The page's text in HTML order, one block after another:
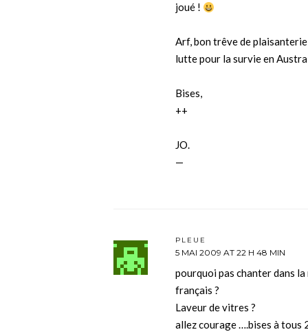
joué !
Arf, bon trêve de
lutte pour la survie en
Bises,
++
JO.
—
PLEUE
5 MAI 2009 AT 22 H 48 MIN
pourquoi pas chanter dans
français ?
Laveur de vitres ?
allez courage ….bises à tous